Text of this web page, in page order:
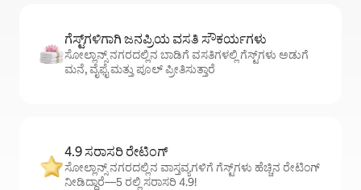
ಗೆಸ್ಟ್‌ಗಳಿಗಾಗಿ ಜನಪ್ರಿಯ ವಸತಿ ಸೌಕರ್ಯಗಳು
ಸೋಲ್ಲಾನ್ಸ್ ನಗರದಲ್ಲಿನ ಬಾಡಿಗೆ ವಸತಿಗಳಲ್ಲಿ ಗೆಸ್ಟ್‌ಗಳು ಅಡುಗೆ
ಮನೆ, ವೈಫೈ ಮತ್ತು ಪೂಲ್ ಪ್ರೀತಿಸುತ್ತಾರೆ
4.9 ಸರಾಸರಿ ರೇಟಿಂಗ್
ಸೋಲ್ಲಾನ್ಸ್ ನಗರದಲ್ಲಿನ ವಾಸ್ತವ್ಯಗಳಿಗೆ ಗೆಸ್ಟ್‌ಗಳು ಹೆಚ್ಚಿನ ರೇಟಿಂಗ್
ನೀಡಿದ್ದಾರೆ—5 ರಲ್ಲಿ ಸರಾಸರಿ 4.9!